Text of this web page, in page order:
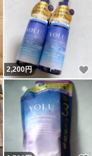
いいね！
2,200円